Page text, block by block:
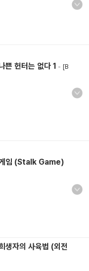
헌터는 없다 1 - [B
임 (Stalk Game)
자의 사육법 (외전